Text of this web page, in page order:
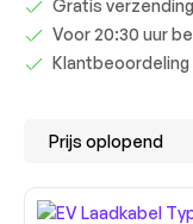
Gratis
Voor 20:30 uur
Klantbeoordeling